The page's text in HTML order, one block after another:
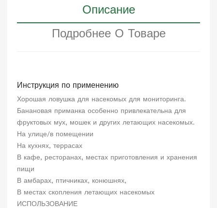
Описание
Подробнее О Товаре
Инструкция по применению
Хорошая ловушка для насекомых для мониторинга.
Банановая приманка особенно привлекательна для
фруктовых мух, мошек и других летающих насекомых.
На улице/в помещении
На кухнях, террасах
В кафе, ресторанах, местах приготовления и хранения
пищи
В амбарах, птичниках, конюшнях,
В местах скопления летающих насекомых
ИСПОЛЬЗОВАНИЕ